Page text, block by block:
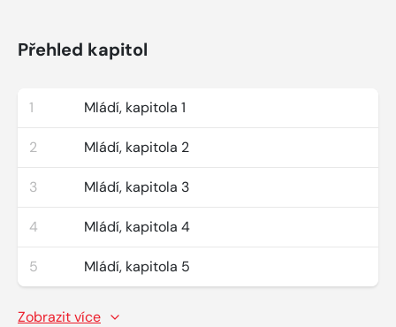
Přehled kapitol
1 Mládí, kapitola 1
2 Mládí, kapitola 2
3 Mládí, kapitola 3
4 Mládí, kapitola 4
5 Mládí, kapitola 5
Zobrazit více